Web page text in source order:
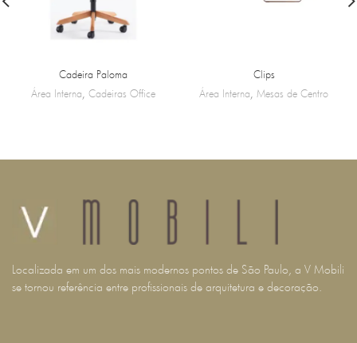
Cadeira Paloma
Área Interna, Cadeiras Office
Clips
Área Interna, Mesas de Centro
Localizada em um dos mais modernos pontos de São Paulo, a V Mobili
se tornou referência entre profissionais de arquitetura e decoração.